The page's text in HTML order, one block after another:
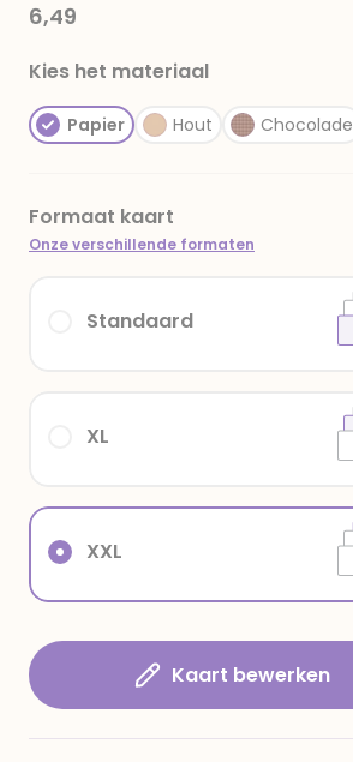
6,49
Kies het materiaal
Papier Hout Chocolade
Formaat kaart
Onze verschillende formaten
XXL
XL
Standaard
Kaart bewerken